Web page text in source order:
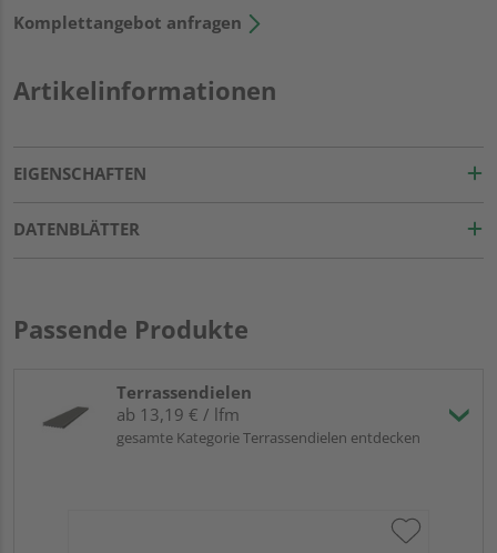
Komplettangebot anfragen
Artikelinformationen
EIGENSCHAFTEN
DATENBLÄTTER
Passende Produkte
Terrassendielen
ab 13,19 € / lfm
gesamte Kategorie Terrassendielen entdecken